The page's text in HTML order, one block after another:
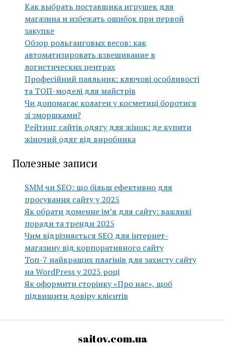
Как выбрать поставщика игрушек для
магазина и избежать ошибок при первой
закупке
Обзор рольганговых весов: как
автоматизировать взвешивание в
логистических центрах
Професійний паяльник: ключові особливості
та ТОП-моделі для майстрів
Чи допомагає колаген у косметиці боротися
зі зморшками?
Рейтинг сайтів одягу для жінок: де купити
жіночий одяг від виробника
Полезные записи
SMM чи SEO: що більш ефективно для
просування сайту у 2025
Як обрати доменне ім’я для сайту: важливі
поради та тренди 2025
Чим відрізняється SEO для інтернет-
магазину від корпоративного сайту
Топ-7 найкращих плагінів для захисту сайту
на WordPress у 2025 році
Як оформити сторінку «Про нас», щоб
підвищити довіру клієнтів
saitov.com.ua